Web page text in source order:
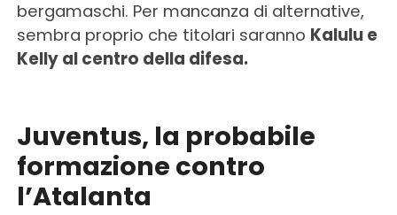
bergamaschi. Per mancanza di alternative,
sembra proprio che titolari saranno Kalulu e
Kelly al centro della difesa.
Juventus, la probabile
formazione contro
l’Atalanta